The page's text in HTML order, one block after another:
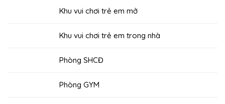
Khu vui chơi trẻ em mở
Khu vui chơi trẻ em trong nhà
Phòng SHCĐ
Phòng GYM